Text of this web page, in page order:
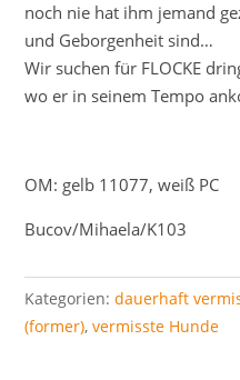
noch nie hat ihm jemand
und Geborgenheit sind…
Wir suchen für FLOCKE
wo er in seinem Tempo
OM: gelb 11077, weiß PC
Bucov/Mihaela/K103
Kategorien:dauerhaft
(former),vermisste Hunde